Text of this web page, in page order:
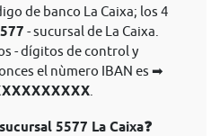
de banco La Caixa; los 4
- sucursal de La Caixa.
- dígitos de control y
el nùmero IBAN es ➡
5577 La Caixa❓